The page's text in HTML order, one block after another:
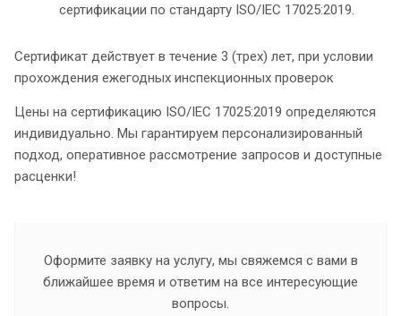
сертификации по стандарту ISO/IEC 17025:2019.
Сертификат действует в течение 3 (трех) лет, при условии
прохождения ежегодных инспекционных проверок
Цены на сертификацию ISO/IEC 17025:2019 определяются
индивидуально. Мы гарантируем персонализированный
подход, оперативное рассмотрение запросов и доступные
расценки!
Оформите заявку на услугу, мы свяжемся с вами в
ближайшее время и ответим на все интересующие
вопросы.